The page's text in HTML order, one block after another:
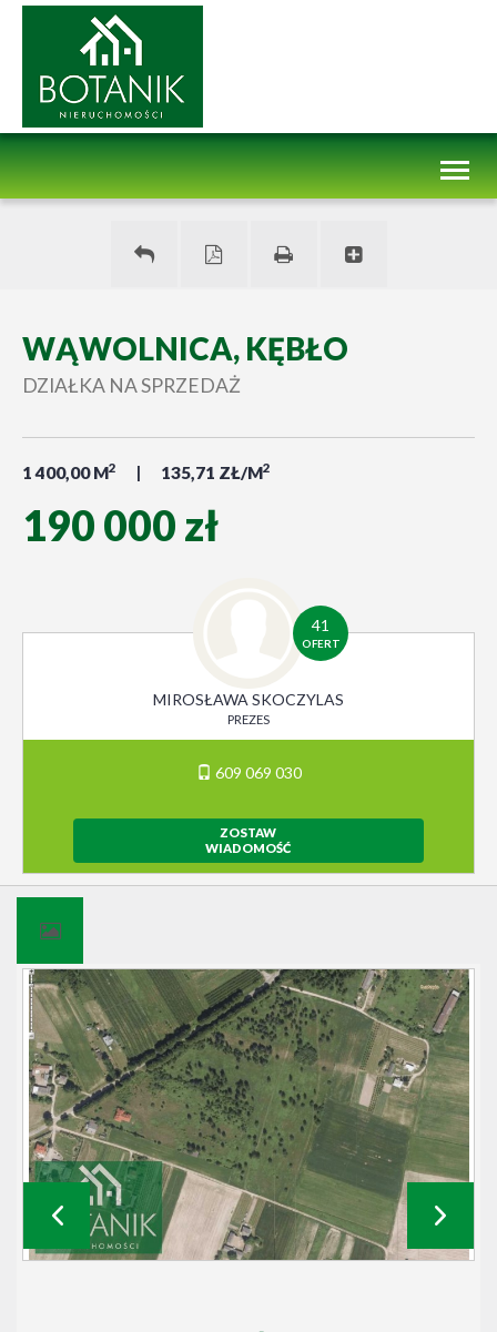
WĄWOLNICA, KĘBŁO
DZIAŁKA NA SPRZEDAŻ
1 400,00 M2 135,71 ZŁ/M2
190 000 zł
41
OFERT
MIROSŁAWA SKOCZYLAS
PREZES
609 069 030
ZOSTAW
WIADOMOŚĆ